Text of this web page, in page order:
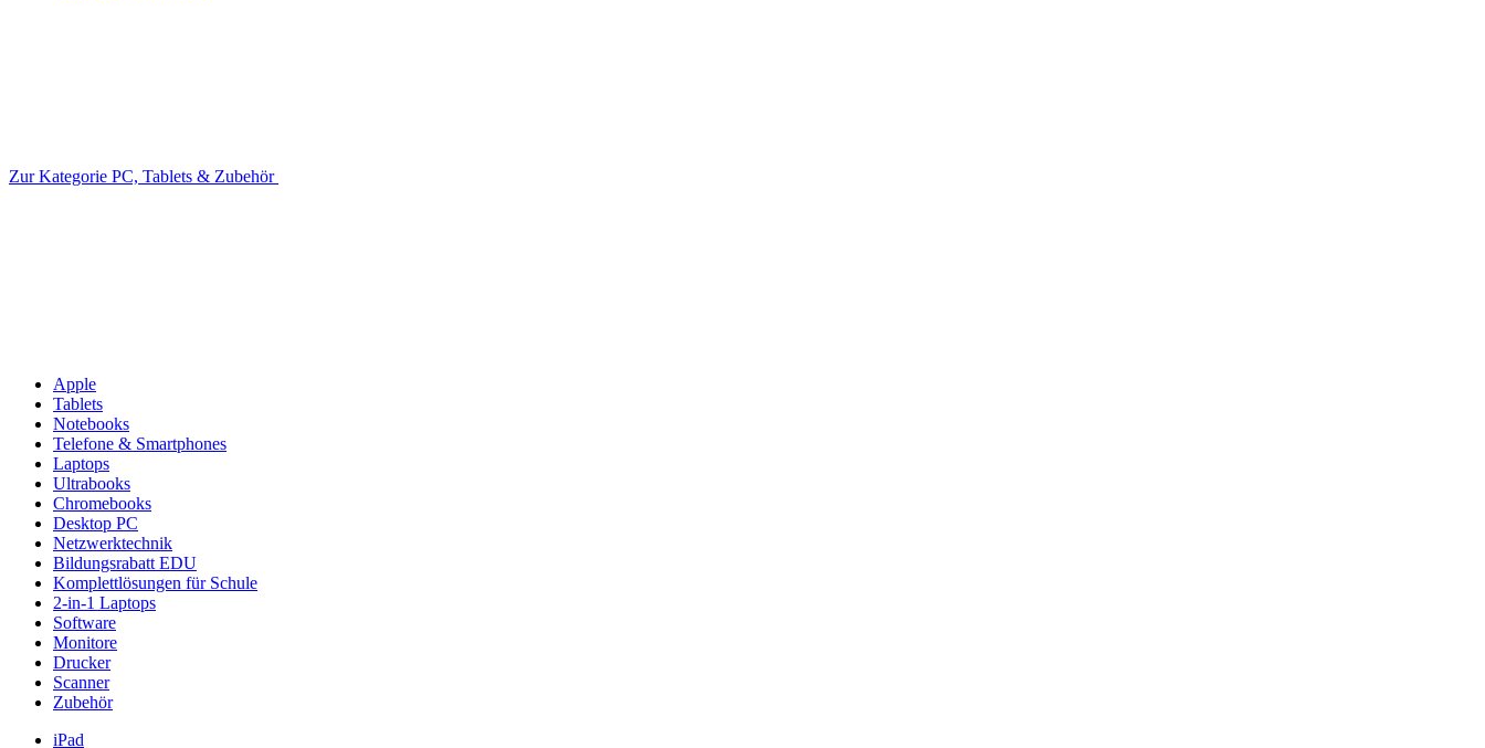
Zur Kategorie PC, Tablets & Zubehör
Apple
Tablets
Notebooks
Telefone & Smartphones
Laptops
Ultrabooks
Chromebooks
Desktop PC
Netzwerktechnik
Bildungsrabatt EDU
Komplettlösungen für Schule
2-in-1 Laptops
Software
Monitore
Drucker
Scanner
Zubehör
iPad